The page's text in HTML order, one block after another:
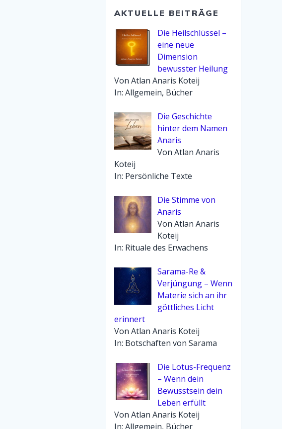
AKTUELLE BEITRÄGE
Die Heilschlüssel –
eine neue
Dimension
bewusster Heilung
Von Atlan Anaris Koteij
In: Allgemein, Bücher
Die Geschichte
hinter dem Namen
Anaris
Von Atlan Anaris
Koteij
In: Persönliche Texte
Die Stimme von
Anaris
Von Atlan Anaris
Koteij
In: Rituale des Erwachens
Sarama-Re &
Verjüngung – Wenn
Materie sich an ihr
göttliches Licht
erinnert
Von Atlan Anaris Koteij
In: Botschaften von Sarama
Die Lotus-Frequenz
– Wenn dein
Bewusstsein dein
Leben erfüllt
Von Atlan Anaris Koteij
In: Allgemein, Bücher